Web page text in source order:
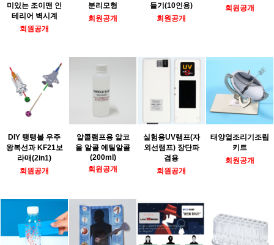
미있는 조이맨 인
테리어 벽시계
회원공개
분리모형
회원공개
들기(10인용)
회원공개
회원공개
DIY 탱탱볼 우주
왕복선과 KF21보
라매(2in1)
회원공개
알콜램프용 알코
올 알콜 에틸알콜
(200ml)
회원공개
실험용UV램프(자
외선램프) 장단파
겸용
회원공개
태양열조리기조립
키트
회원공개